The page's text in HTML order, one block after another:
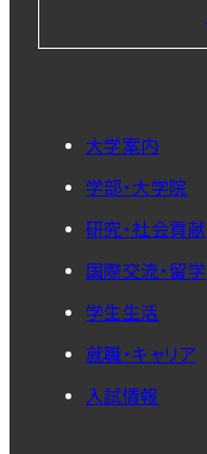
大学案内
学部・大学院
研究・社会貢献
国際交流・留学
学生生活
就職・キャリア
入試情報